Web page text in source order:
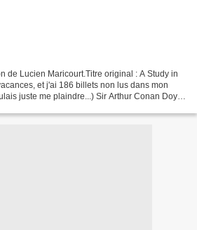
de Lucien Maricourt.Titre original : A Study in
et j'ai 186 billets non lus dans mon
juste me plaindre...) Sir Arthur Conan Doyle